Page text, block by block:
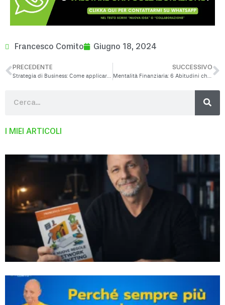
Francesco Comito Giugno 18, 2024
PRECEDENTE
Strategia di Business: Come applicare l’Omeopatia al Business
SUCCESSIVO
Mentalità Finanziaria: 6 Abitudini che ti rendono Povero
I MIEI ARTICOLI